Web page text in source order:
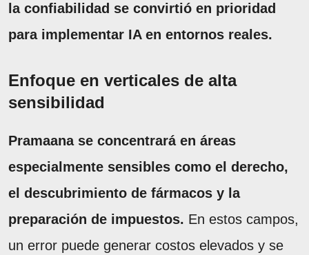
la confiabilidad se convirtió en prioridad
para implementar IA en entornos reales.
Enfoque en verticales de alta
sensibilidad
Pramaana se concentrará en áreas
especialmente sensibles como el derecho,
el descubrimiento de fármacos y la
preparación de impuestos. En estos campos,
un error puede generar costos elevados y se